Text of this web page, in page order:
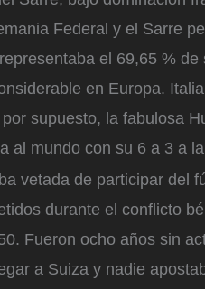
Federal y el Sarre
el 69,65 %
en Europa.
supuesto, la fabulosa
al mundo con su 6 a 3 a
vetada de participar del
durante el conflicto
Fueron ocho años sin
a Suiza y nadie